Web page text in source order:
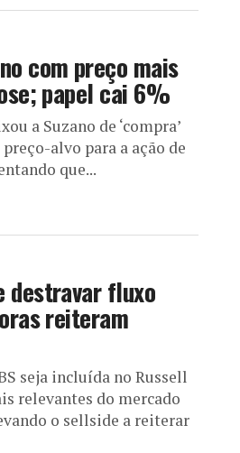
com preço mais
papel cai 6%
a Suzano de ‘compra’
preço-alvo para a ação de
que...
destravar fluxo
reiteram
seja incluída no Russell
relevantes do mercado
o sellside a reiterar